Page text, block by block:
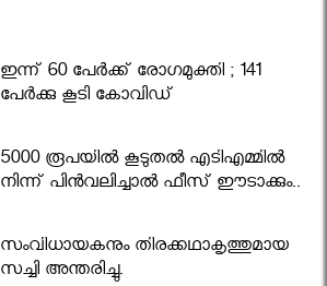
ഇന്ന് 60 പേർക്ക് രോഗമുക്തി ; 141
പേര്‍ക്കു കൂടി കോവിഡ്
5000 രൂപയിൽ കൂടുതൽ എടിഎമ്മിൽ
നിന്ന് പിൻവലിച്ചാൽ ഫീസ് ഈടാക്കും..
സംവിധായകനും തിരക്കഥാകൃത്തുമായ
സച്ചി അന്തരിച്ചു.